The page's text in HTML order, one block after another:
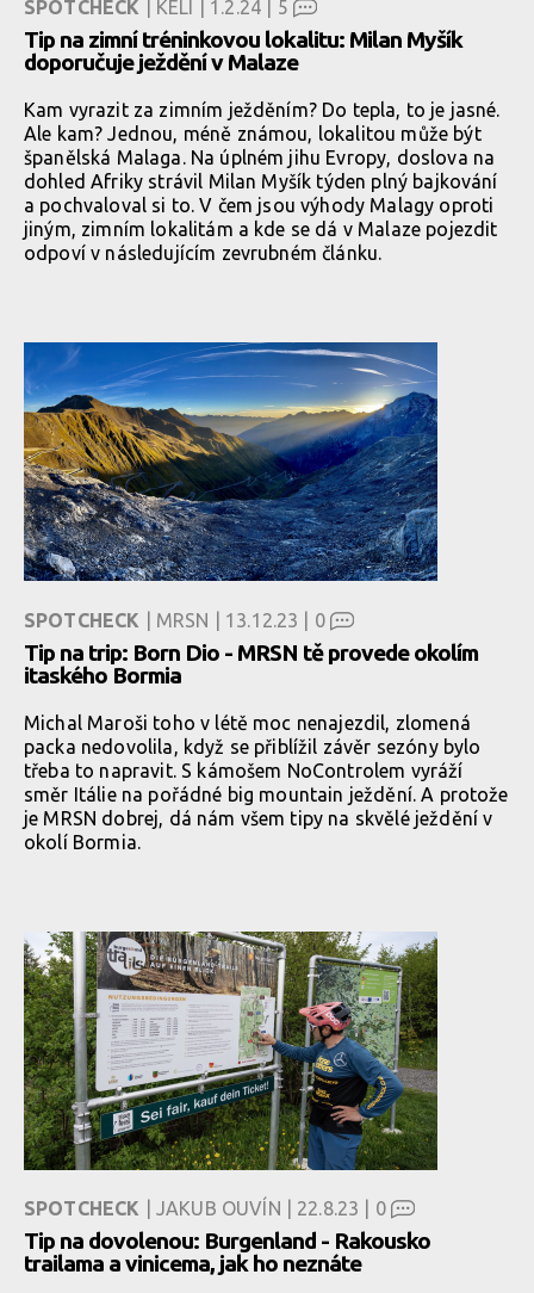
SPOTCHECK | KELI | 1.2.24 | 5
Tip na zimní tréninkovou lokalitu: Milan Myšík
doporučuje ježdění v Malaze
Kam vyrazit za zimním ježděním? Do tepla, to je jasné.
Ale kam? Jednou, méně známou, lokalitou může být
španělská Malaga. Na úplném jihu Evropy, doslova na
dohled Afriky strávil Milan Myšík týden plný bajkování
a pochvaloval si to. V čem jsou výhody Malagy oproti
jiným, zimním lokalitám a kde se dá v Malaze pojezdit
odpoví v následujícím zevrubném článku.
SPOTCHECK | MRSN | 13.12.23 | 0
Tip na trip: Born Dio - MRSN tě provede okolím
itaského Bormia
Michal Maroši toho v létě moc nenajezdil, zlomená
packa nedovolila, když se přiblížil závěr sezóny bylo
třeba to napravit. S kámošem NoControlem vyráží
směr Itálie na pořádné big mountain ježdění. A protože
je MRSN dobrej, dá nám všem tipy na skvělé ježdění v
okolí Bormia.
SPOTCHECK | JAKUB OUVÍN | 22.8.23 | 0
Tip na dovolenou: Burgenland - Rakousko
trailama a vinicema, jak ho neznáte